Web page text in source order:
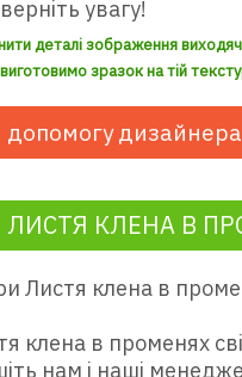
увагу!
деталі зображення
зразок на тій
дизайнера
КЛЕНА В
Листя клена в
клена в променях
нам і наші